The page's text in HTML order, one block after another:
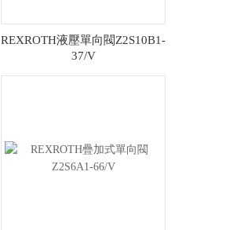
REXROTH液壓單向閥Z2S10B1-
37/V